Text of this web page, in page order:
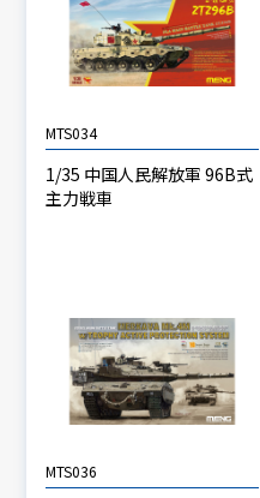
MTS034
1/35 中国人民解放軍 96B式
主力戦車
MTS036